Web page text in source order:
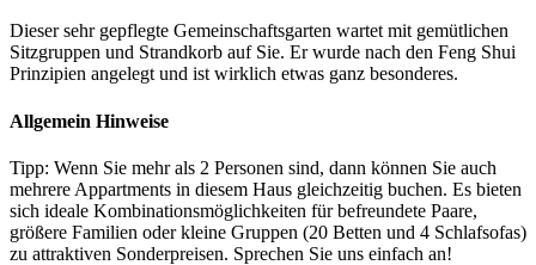
Dieser sehr gepflegte Gemeinschaftsgarten wartet mit gemütlichen
Sitzgruppen und Strandkorb auf Sie. Er wurde nach den Feng Shui
Prinzipien angelegt und ist wirklich etwas ganz besonderes.
Allgemein Hinweise
Tipp: Wenn Sie mehr als 2 Personen sind, dann können Sie auch
mehrere Appartments in diesem Haus gleichzeitig buchen. Es bieten
sich ideale Kombinationsmöglichkeiten für befreundete Paare,
größere Familien oder kleine Gruppen (20 Betten und 4 Schlafsofas)
zu attraktiven Sonderpreisen. Sprechen Sie uns einfach an!